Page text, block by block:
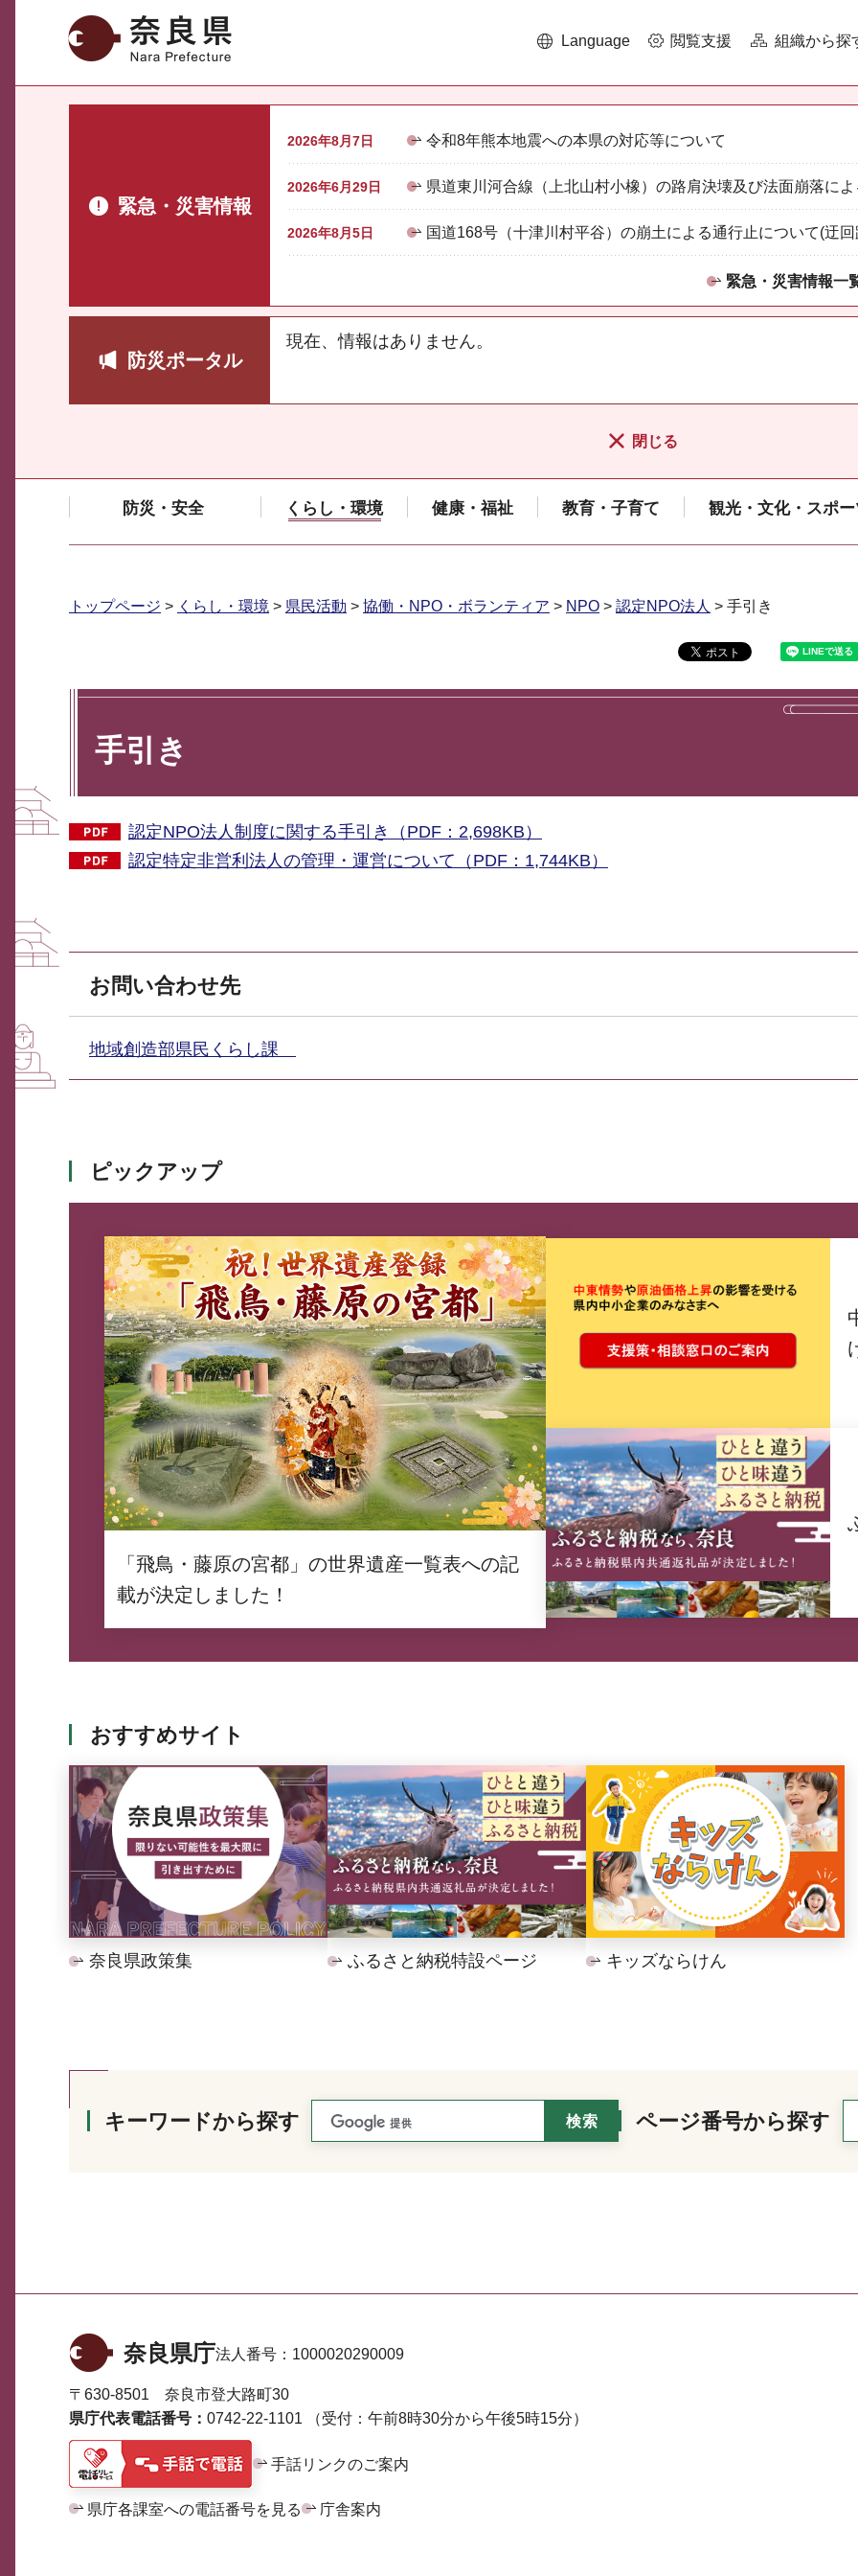
奈良県 Language 閲覧支援 組織から探
緊急・災害情報
2026年8月7日 令和8年熊本地震への本県の対応等について
2026年6月29日 県道東川河合線（上北山村小橡）の路肩決壊及び法面崩落に
2026年8月5日 国道168号（十津川村平谷）の崩土による通行止について(迂
緊急・災害情報一
防災ポータル
現在、情報はありません。
閉じる
防災・安全 くらし・環境 健康・福祉 教育・子育て 観光・文化・スポー
トップページ > くらし・環境 > 県民活動 > 協働・NPO・ボランティア > NPO > 認定NPO法人 > 手引き
手引き
認定NPO法人制度に関する手引き（PDF：2,698KB）
認定特定非営利法人の管理・運営について（PDF：1,744KB）
お問い合わせ先
地域創造部県民くらし課
ピックアップ
「飛鳥・藤原の宮都」の世界遺産一覧表への記
載が決定しました！
おすすめサイト
奈良県政策集 ふるさと納税特設ページ キッズならけん
キーワードから探す ページ番号から探す
奈良県庁法人番号： 1000020290009
〒630-8501 奈良市登大路町30
県庁代表電話番号： 0742-22-1101 （受付：午前8時30分から午後5時15分）
手話リンクのご案内
県庁各課室への電話番号を見る 庁舎案内